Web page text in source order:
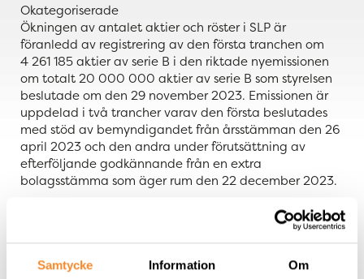
Samtycke Information Om
Okategoriserade
Ökningen av antalet aktier och röster i SLP är
föranledd av registrering av den första tranchen om
4 261 185 aktier av serie B i den riktade nyemissionen
om totalt 20 000 000 aktier av serie B som styrelsen
beslutade om den 29 november 2023. Emissionen är
uppdelad i två trancher varav den första beslutades
med stöd av bemyndigandet från årsstämman den 26
april 2023 och den andra under förutsättning av
efterföljande godkännande från en extra
bolagsstämma som äger rum den 22 december 2023.
Denna information offentliggörs enligt 4 kap. 9 §
offentliggörande den 30 november 2023, kl. 18.00